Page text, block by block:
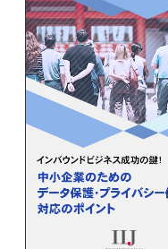
ンダデータ保護局 生成
の開発・導入に関する
ドラインを公表